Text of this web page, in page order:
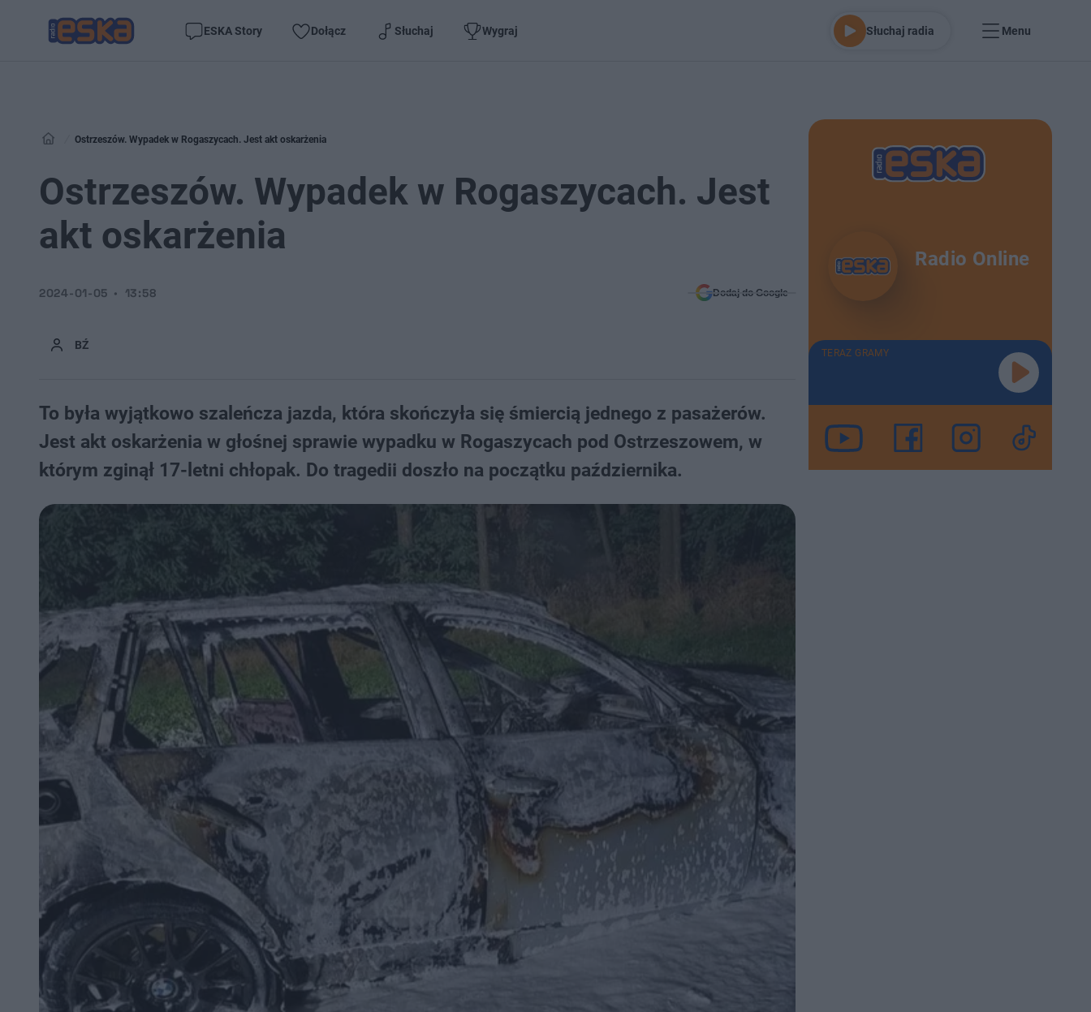
ESKA Story Dołącz Słuchaj Wygraj Słuchaj radia Menu
Ostrzeszów. Wypadek w Rogaszycach. Jest akt oskarżenia
Ostrzeszów. Wypadek w Rogaszycach. Jest
akt oskarżenia
BŹ
2024-01-05 13:58 Dodaj do Google
To była wyjątkowo szaleńcza jazda, która skończyła się śmiercią jednego z pasażerów.
Jest akt oskarżenia w głośnej sprawie wypadku w Rogaszycach pod Ostrzeszowem, w
którym zginął 17-letni chłopak. Do tragedii doszło na początku października.
Radio Online
TERAZ GRAMY